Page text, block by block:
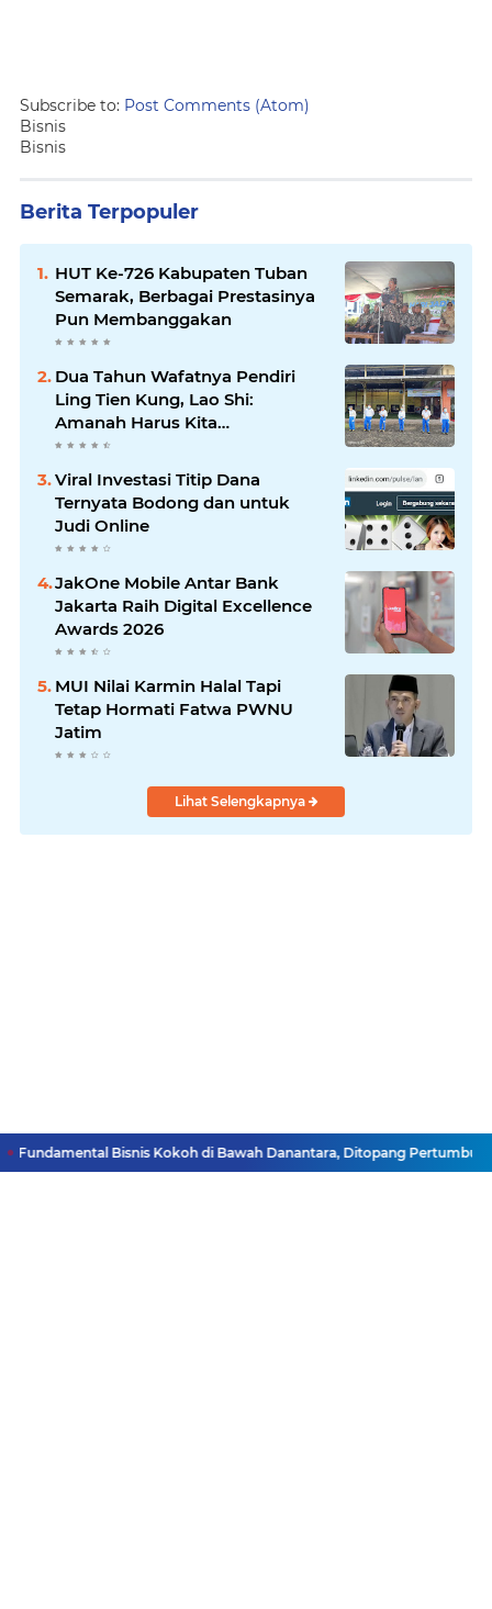
Subscribe to: Post Comments (Atom)
Bisnis
Bisnis
Berita Terpopuler
HUT Ke-726 Kabupaten Tuban
Semarak, Berbagai Prestasinya
Pun Membanggakan
Dua Tahun Wafatnya Pendiri
Ling Tien Kung, Lao Shi:
Amanah Harus Kita
Laksanakan!
Viral Investasi Titip Dana
Ternyata Bodong dan untuk
Judi Online
JakOne Mobile Antar Bank
Jakarta Raih Digital Excellence
Awards 2026
MUI Nilai Karmin Halal Tapi
Tetap Hormati Fatwa PWNU
Jatim
Lihat Selengkapnya
Bisnis Kokoh di Bawah Danantara, Ditopang Pertumbuhan